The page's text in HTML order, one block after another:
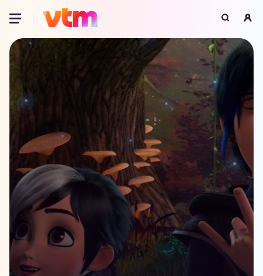
Voor je onze programma's gaat ontdekken,
best je browser updaten of hieronder één
van de ondersteunde browsers
downloaden.
Google Chrome Download
Firefox Download
Safari Download
Microsoft Edge
Opera Download